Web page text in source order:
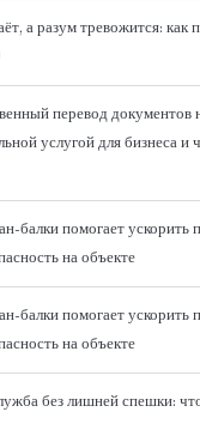
а разум тревожится: как
перевод документов
услугой для бизнеса и
балки помогает ускорить
на объекте
балки помогает ускорить
на объекте
без лишней спешки: